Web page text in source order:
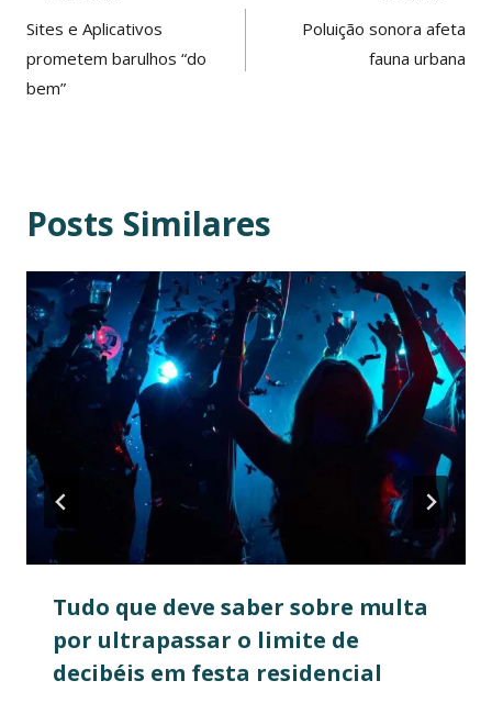
de
Post
Sites e Aplicativos
prometem barulhos “do
bem”
Poluição sonora afeta
fauna urbana
Posts Similares
Tudo que deve saber sobre multa
por ultrapassar o limite de
decibéis em festa residencial